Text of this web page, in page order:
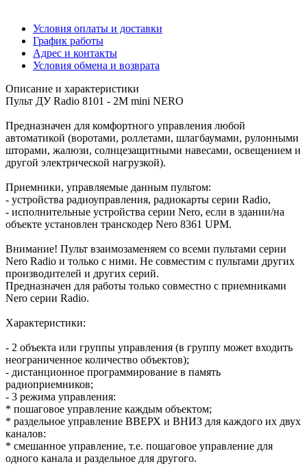
Условия оплаты и доставки
График работы
Адрес и контакты
Условия обмена и возврата
Описание и характеристики
Пульт ДУ Radio 8101 - 2M mini NERO
Предназначен для комфортного управления любой
автоматикой (воротами, роллетами, шлагбаумами, рулонными
шторами, жалюзи, солнцезащитными навесами, освещением и
другой электрической нагрузкой).
Приемники, управляемые данным пультом:
- устройства радиоуправления, радиокарты серии Radio,
- исполнительные устройства серии Nero, если в здании/на
объекте установлен транскодер Nero 8361 UPM.
Внимание! Пульт взаимозаменяем со всеми пультами серии
Nero Radio и только с ними. Не совместим с пультами других
производителей и других серий.
Предназначен для работы только совместно с приемниками
Nero серии Radio.
Характеристики:
- 2 объекта или группы управления (в группу может входить
неограниченное количество объектов);
- дистанционное программирование в память
радиоприемников;
- 3 режима управления:
* пошаговое управление каждым объектом;
* раздельное управление ВВЕРХ и ВНИЗ для каждого их двух
каналов:
* смешанное управление, т.е. пошаговое управление для
одного канала и раздельное для другого.